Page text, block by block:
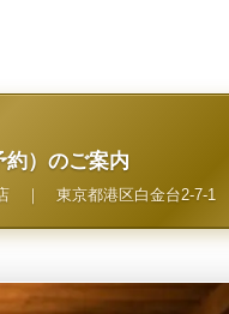
約）のご案内
｜ 東京都港区白金台2-7-1